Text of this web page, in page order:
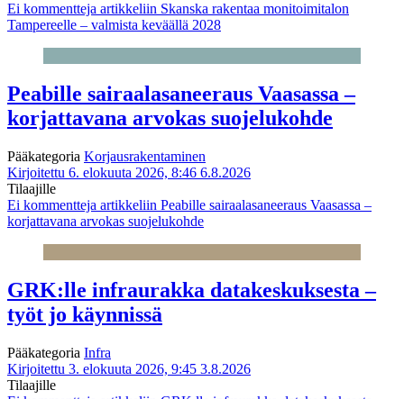
Ei kommentteja artikkeliin Skanska rakentaa monitoimitalon
Tampereelle – valmista keväällä 2028
Peabille sairaalasaneeraus Vaasassa –
korjattavana arvokas suojelukohde
Pääkategoria Korjausrakentaminen
Kirjoitettu 6. elokuuta 2026, 8:46 6.8.2026
Tilaajille
Ei kommentteja artikkeliin Peabille sairaalasaneeraus Vaasassa –
korjattavana arvokas suojelukohde
GRK:lle infraurakka datakeskuksesta –
työt jo käynnissä
Pääkategoria Infra
Kirjoitettu 3. elokuuta 2026, 9:45 3.8.2026
Tilaajille